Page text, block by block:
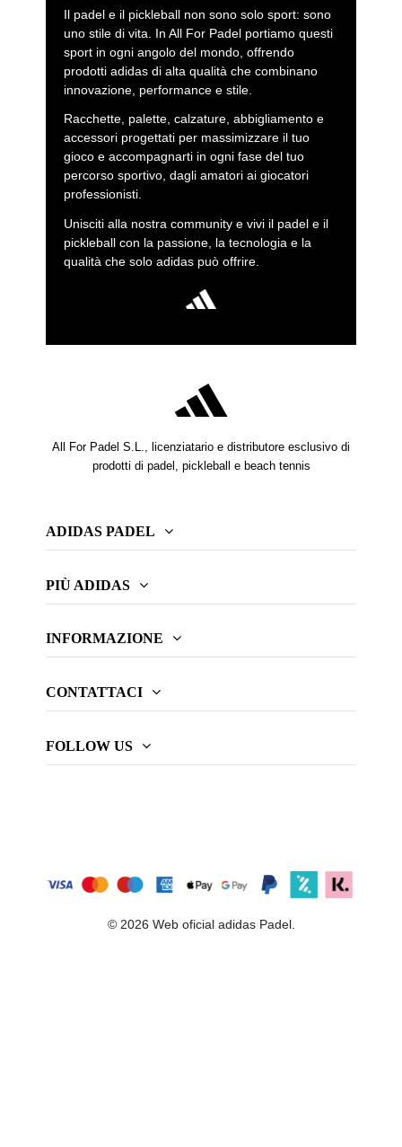
Il padel e il pickleball non sono solo sport: sono
uno stile di vita. In All For Padel portiamo questi
sport in ogni angolo del mondo, offrendo
prodotti adidas di alta qualità che combinano
innovazione, performance e stile.
Racchette, palette, calzature, abbigliamento e
accessori progettati per massimizzare il tuo
gioco e accompagnarti in ogni fase del tuo
percorso sportivo, dagli amatori ai giocatori
professionisti.
Unisciti alla nostra community e vivi il padel e il
pickleball con la passione, la tecnologia e la
qualità che solo adidas può offrire.
All For Padel S.L., licenziatario e distributore esclusivo di
prodotti di padel, pickleball e beach tennis
ADIDAS PADEL
PIÙ ADIDAS
INFORMAZIONE
CONTATTACI
FOLLOW US
© 2026 Web oficial adidas Padel.